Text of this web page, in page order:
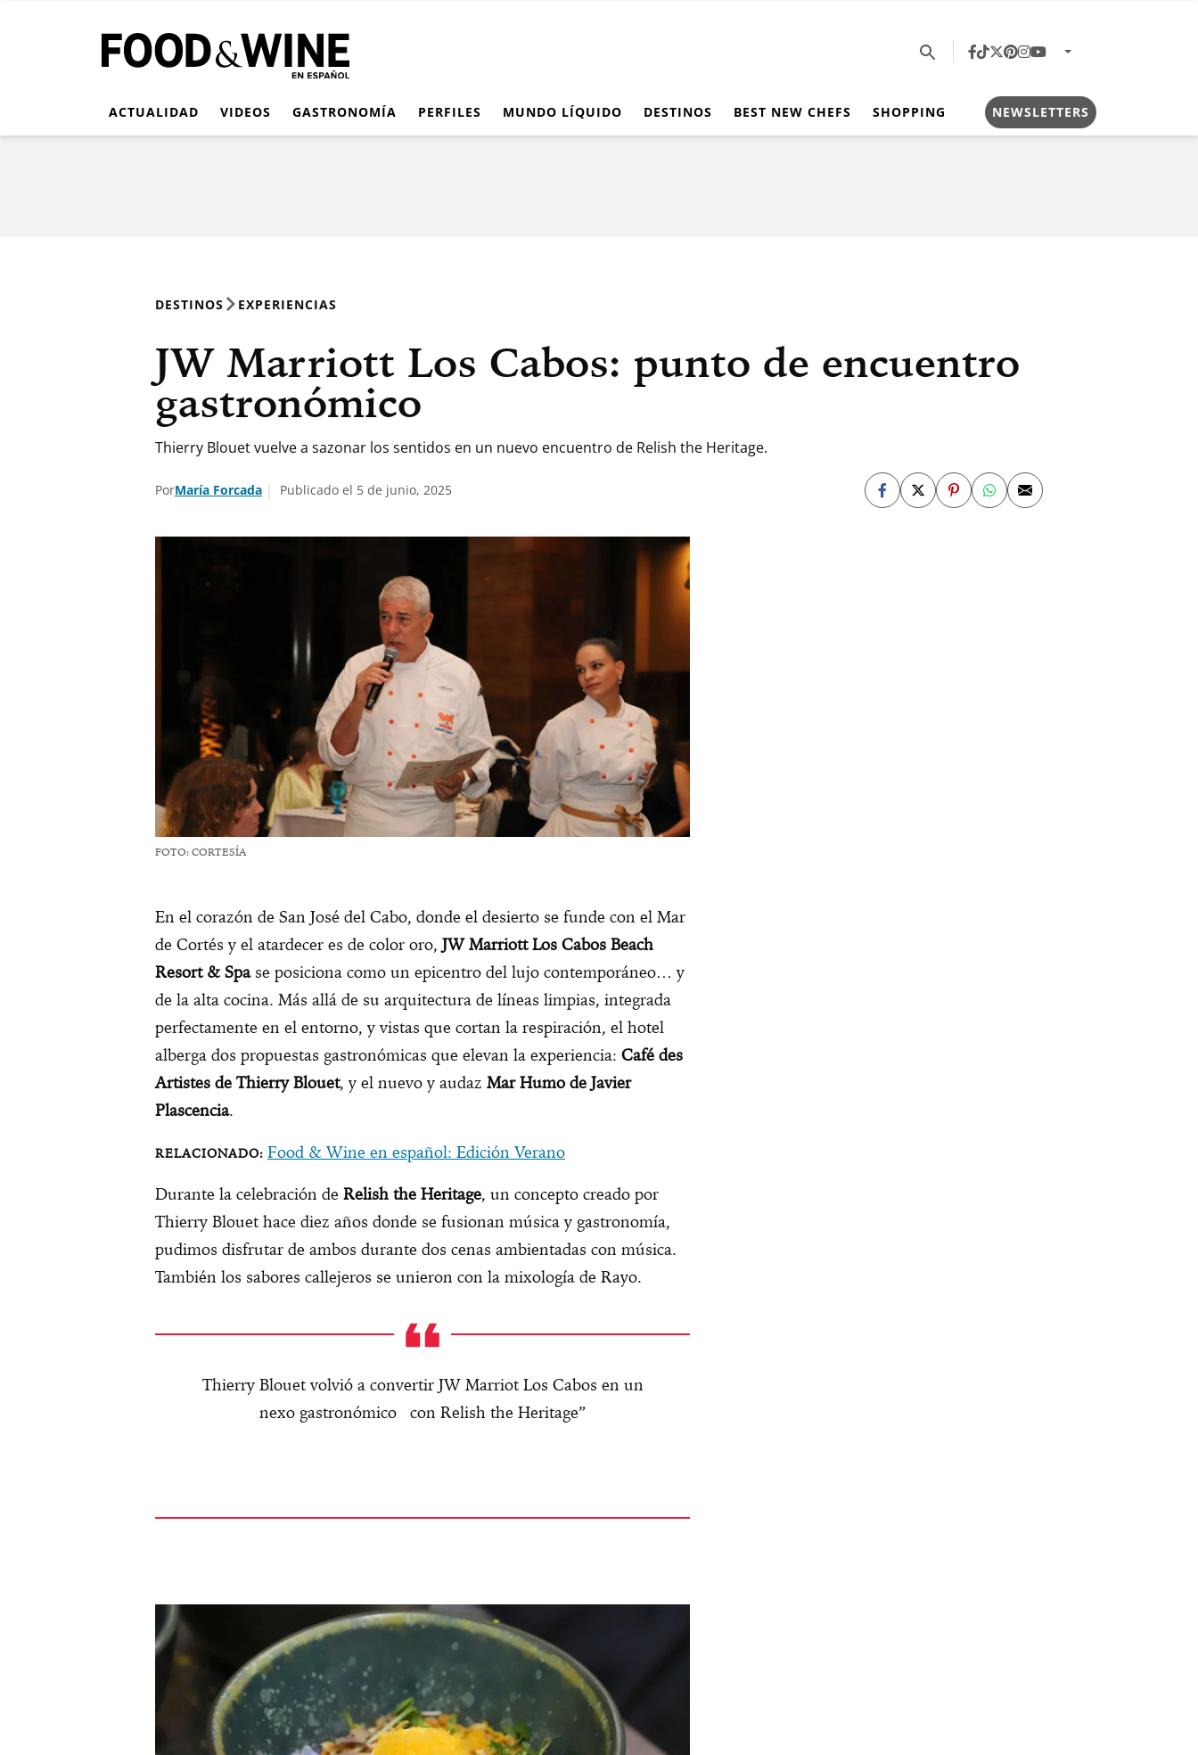
ACTUALIDAD VIDEOS GASTRONOMÍA PERFILES MUNDO LÍQUIDO DESTINOS BEST NEW CHEFS SHOPPING NEWSLETTERS
DESTINOS EXPERIENCIAS
JW Marriott Los Cabos: punto de encuentro
gastronómico
Thierry Blouet vuelve a sazonar los sentidos en un nuevo encuentro de Relish the Heritage.
PorMaría Forcada Publicado el 5 de junio, 2025
FOTO: CORTESÍA
En el corazón de San José del Cabo, donde el desierto se funde con el Mar
de Cortés y el atardecer es de color oro, JW Marriott Los Cabos Beach
Resort & Spase posiciona como un epicentro del lujo contemporáneo… y
de la alta cocina. Más allá de su arquitectura de líneas limpias, integrada
perfectamente en el entorno, y vistas que cortan la respiración, el hotel
alberga dos propuestas gastronómicas que elevan la experiencia: Café des
Artistes de Thierry Blouet, y el nuevo y audaz Mar Humo de Javier
Plascencia.
Food & Wine en español: Edición Verano
Durante la celebración de Relish the Heritage, un concepto creado por
Thierry Blouet hace diez años donde se fusionan música y gastronomía,
pudimos disfrutar de ambos durante dos cenas ambientadas con música.
También los sabores callejeros se unieron con la mixología de Rayo.
Thierry Blouet volvió a convertir JW Marriot Los Cabos en un
nexo gastronómico con Relish the Heritage”